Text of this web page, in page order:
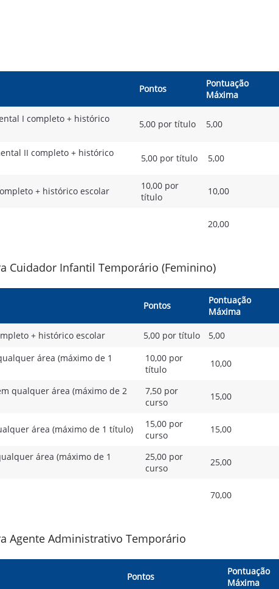
Pontos
Pontuação
Máxima
I completo + histórico
5,00 por título 5,00
II completo + histórico
5,00 por título 5,00
+ histórico escolar
10,00 por
título
10,00
20,00
Cuidador Infantil Temporário (Feminino)
Pontos
Pontuação
Máxima
+ histórico escolar 5,00 por título 5,00
área (máximo de 1
10,00 por
título
10,00
qualquer área (máximo de 2
7,50 por
curso
15,00
área (máximo de 1 título)
15,00 por
curso
15,00
área (máximo de 1
25,00 por
curso
25,00
70,00
Agente Administrativo Temporário
Pontos
Pontuação
Máxima